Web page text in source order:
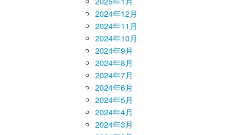
2024年12月
2024年11月
2024年10月
2024年9月
2024年8月
2024年7月
2024年6月
2024年5月
2024年4月
2024年3月